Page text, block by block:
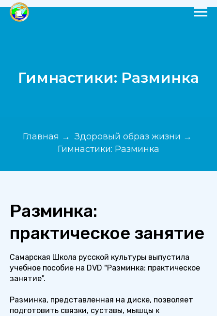
Гимнастики: Разминка
Главная → Здоровый образ жизни →
Гимнастики: Разминка
Разминка:
практическое занятие
Самарская Школа русской культуры выпустила
учебное пособие на DVD "Разминка: практическое
занятие".
Разминка, представленная на диске, позволяет
подготовить связки, суставы, мышцы к